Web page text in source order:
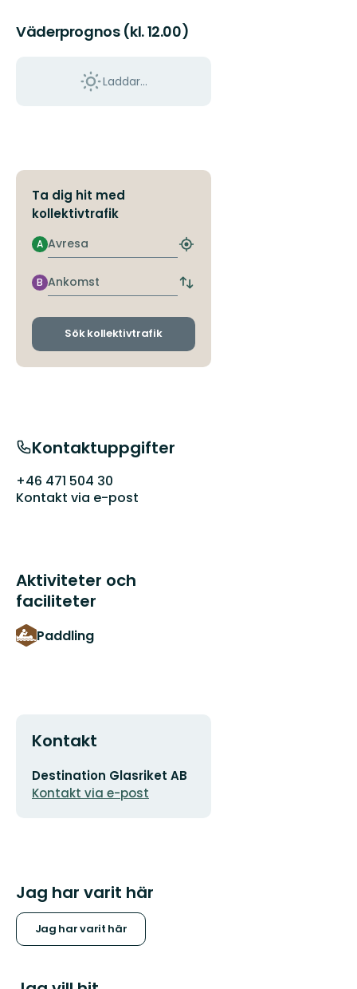
Väderprognos (kl. 12.00)
Laddar...
Ta dig hit med
kollektivtrafik
Avresa
A
Hitta
hållplats
Ankomst
B
Byt
och
Sök kollektivtrafik
Kontaktuppgifter
+46 471 504 30
Kontakt via e-post
Aktiviteter och
faciliteter
Paddling
Kontakt
E-
postadress
Destination Glasriket AB
Kontakt via e-post
Jag har varit här
Jag har varit här